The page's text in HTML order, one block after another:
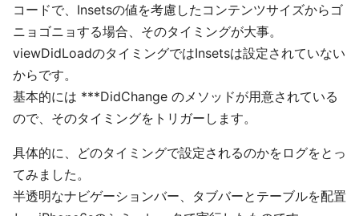
コードで、Insetsの値を考慮したコンテンツサイズからゴ
ニョゴニョする場合、そのタイミングが大事。
viewDidLoadのタイミングではInsetsは設定されていない
からです。
基本的には ***DidChange のメソッドが用意されている
ので、そのタイミングをトリガーします。
具体的に、どのタイミングで設定されるのかをログをとっ
てみました。
半透明なナビゲーションバー、タブバーとテーブルを配置